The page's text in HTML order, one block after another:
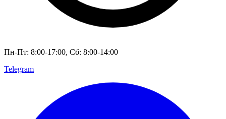
Пн-Пт: 8:00-17:00, Сб: 8:00-14:00
Telegram